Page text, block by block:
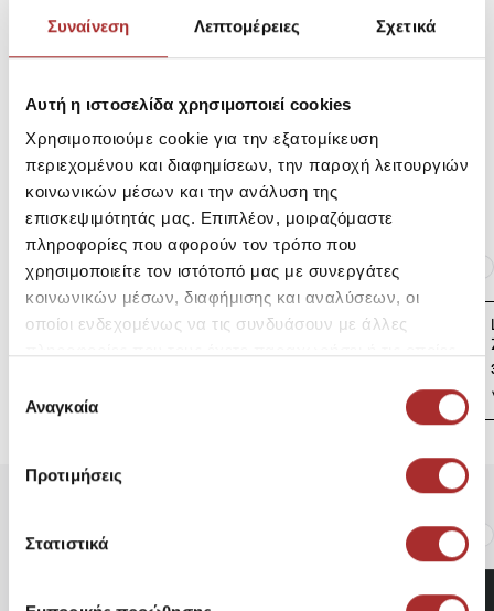
Συναίνεση Λεπτομέρειες Σχετικά
Αυτή η ιστοσελίδα χρησιμοποιεί cookies
Χρησιμοποιούμε cookie για την εξατομίκευση
περιεχομένου και διαφημίσεων, την παροχή λειτουργιών
κοινωνικών μέσων και την ανάλυση της
επισκεψιμότητάς μας. Επιπλέον, μοιραζόμαστε
πληροφορίες που αφορούν τον τρόπο που
χρησιμοποιείτε τον ιστότοπό μας με συνεργάτες
κοινωνικών μέσων, διαφήμισης και αναλύσεων, οι
οποίοι ενδεχομένως να τις συνδυάσουν με άλλες
των υπηρεσιών τους.
συγκατάθεσης
Αναγκαία
Προτιμήσεις
Στατιστικά
Αποστολές Προϊόντων
Επιστροφές Προϊόντων
Ίδια κατηγορία Ίδιο Brand
LAPIN HOUSE Βρεφική